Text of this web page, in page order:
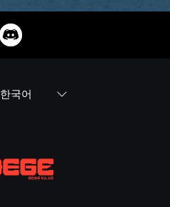
한국어